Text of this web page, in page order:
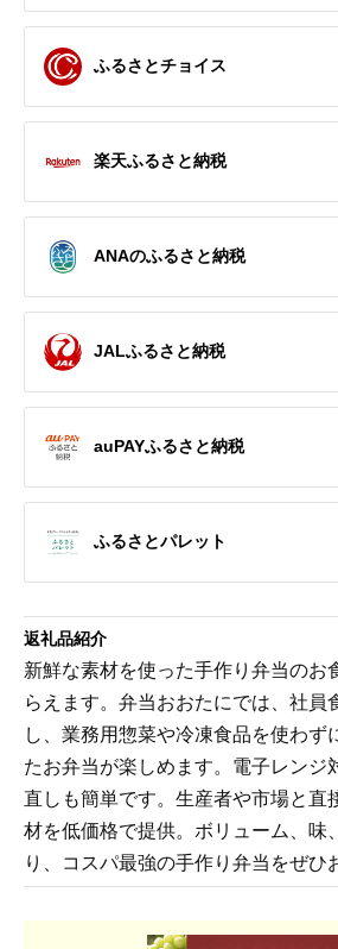
ふるさとチョイス
楽天ふるさと納税
ANAのふるさと納税
JALふるさと納税
auPAYふるさと納税
ふるさとパレット
返礼品紹介
新鮮な素材を使った手作り弁当のお
らえます。弁当おおたにでは、社員
し、業務用惣菜や冷凍食品を使わず
たお弁当が楽しめます。電子レンジ
直しも簡単です。生産者や市場と直
材を低価格で提供。ボリューム、味
り、コスパ最強の手作り弁当をぜひ